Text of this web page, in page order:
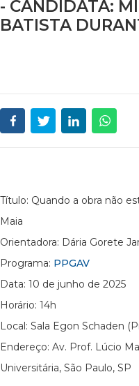
- CANDIDATA:
BATISTA
Título: Quando a obra não
Maia
Orientadora: Dária Gorete
Programa: PPGAV
Data: 10 de junho de 2025
Horário: 14h
Local: Sala Egon Schaden
Endereço: Av. Prof. Lúcio
Universitária, São Paulo, SP